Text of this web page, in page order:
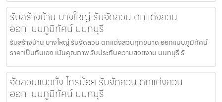
รับสร้างบ้าน บางใหญ่ รับจัดสวน ตกแต่งสวน
ออกแบบภูมิทัศน์ นนทบุรี
รับสร้างบ้าน บางใหญ่ รับจัดสวน ตกแต่งสวนทุกขนาด ออกแบบภูมิทัศน์
ราคาเป็นกันเอง เน้นคุณภาพ รับประกันความสวยงาม นนทบุรี รั
จัดสวนแนวตั้ง ไทรน้อย รับจัดสวน ตกแต่งสวน
ออกแบบภูมิทัศน์ นนทบุรี